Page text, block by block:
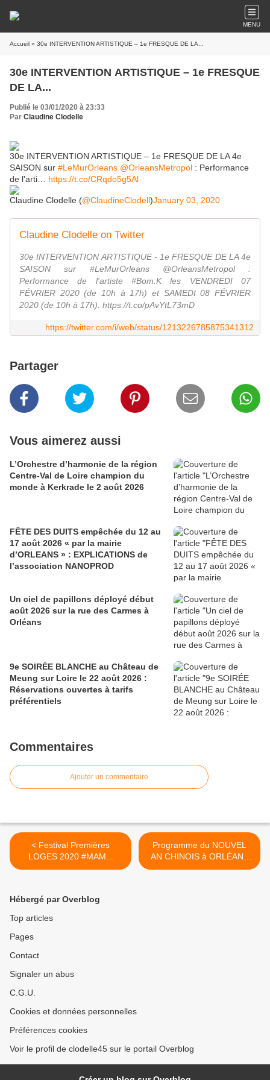
MENU
Accueil » 30e INTERVENTION ARTISTIQUE – 1e FRESQUE DE LA...
30e INTERVENTION ARTISTIQUE – 1e FRESQUE
DE LA...
Publié le 03/01/2020 à 23:33
Par Claudine Clodelle
30e INTERVENTION ARTISTIQUE – 1e FRESQUE DE LA 4e
SAISON sur #LeMurOrleans @OrleansMetropol : Performance
de l'arti… https://t.co/CRqdo5g5Al
Claudine Clodelle (@ClaudineClodell)January 03, 2020
Claudine Clodelle on Twitter
30e INTERVENTION ARTISTIQUE - 1e FRESQUE DE LA 4e
SAISON sur #LeMurOrleans @OrleansMetropol :
Performance de l'artiste #Bom.K les VENDREDI 07
FÉVRIER 2020 (de 10h à 17h) et SAMEDI 08 FÉVRIER
2020 (de 10h à 17h). https://t.co/pAvYtL73mD
https://twitter.com/i/web/status/1213226785875341312
Partager
Vous aimerez aussi
L’Orchestre d’harmonie de la région
Centre-Val de Loire champion du
monde à Kerkrade le 2 août 2026
FÊTE DES DUITS empêchée du 12 au
17 août 2026 « par la mairie
d’ORLEANS » : EXPLICATIONS de
l’association NANOPROD
Un ciel de papillons déployé début
août 2026 sur la rue des Carmes à
Orléans
9e SOIRÉE BLANCHE au Château de
Meung sur Loire le 22 août 2026 :
Réservations ouvertes à tarifs
préférentiels
Commentaires
Ajouter un commentaire
< Festival Premières
LOGES 2020 #MAM...
Programme du NOUVEL
AN CHINOIS à ORLÉANS
du 14 au 25 janvier 2020 >
Hébergé par Overblog
Top articles
Pages
Contact
Signaler un abus
C.G.U.
Cookies et données personnelles
Préférences cookies
Voir le profil de clodelle45 sur le portail Overblog